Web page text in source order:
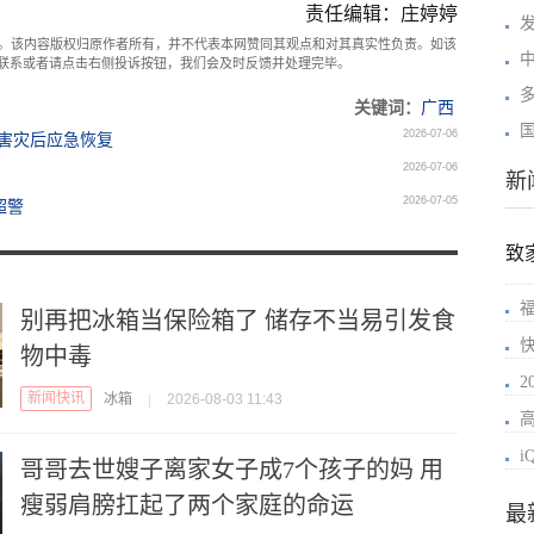
责任编辑：庄婷婷
该内容版权归原作者所有，并不代表本网赞同其观点和对其真实性负责。如该
或者请点击右侧投诉按钮，我们会及时反馈并处理完毕。
关键词： 广西
灾后应急恢复
2026-07-06
2026-07-06
警 2026-07-05
别再把冰箱当保险箱了 储存不当易引发食
物中毒
新闻快讯 冰箱 2026-08-03 11:43
哥哥去世嫂子离家女子成7个孩子的妈 用
瘦弱肩膀扛起了两个家庭的命运
新
致
最